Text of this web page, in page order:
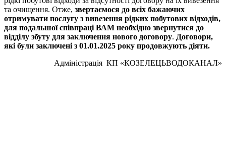
та очищення. Отже, звертаємося до всіх бажаючих
отримувати послугу з вивезення рідких побутових відходів,
для подальшої співпраці ВАМ необхідно звернутися до
відділу збуту для заключення нового договору. Договори,
які були заключені з 01.01.2025 року продовжують діяти.
Адміністрація КП «КОЗЕЛЕЦЬВОДОКАНАЛ»